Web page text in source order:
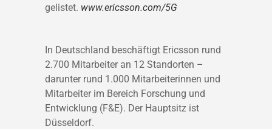
gelistet. www.ericsson.com/5G
In Deutschland beschäftigt Ericsson rund
2.700 Mitarbeiter an 12 Standorten –
darunter rund 1.000 Mitarbeiterinnen und
Mitarbeiter im Bereich Forschung und
Entwicklung (F&E). Der Hauptsitz ist
Düsseldorf.